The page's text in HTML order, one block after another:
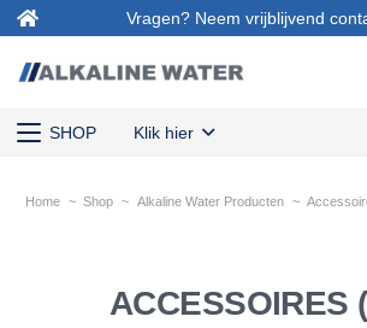
Vragen? Neem vrijblijvend
SHOP Klik hier
Home ~ Shop ~ Alkaline Water Producten ~
ACCESSOIRES